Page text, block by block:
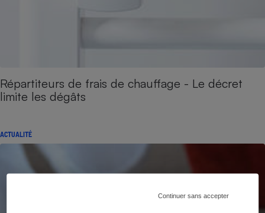
Continuer sans accepter
Répartiteurs de frais de chauffage - Le décret
limite les dégâts
ACTUALITÉ